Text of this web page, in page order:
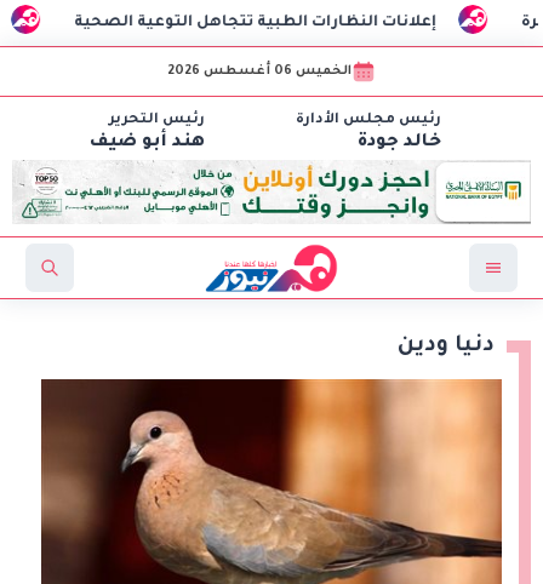
نبيل فهمي إعلانات النظارات الطبية تتجاهل التوعية الصحية
الخميس 06 أغسطس 2026
رئيس مجلس الأدارة
خالد جودة
رئيس التحرير
هند أبو ضيف
دنيا ودين